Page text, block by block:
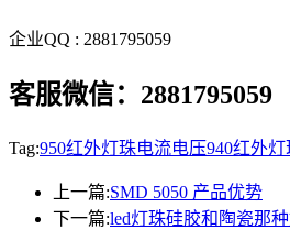
企业QQ : 2881795059
客服微信：2881795059
Tag:950红外灯珠电流电压940红外
上一篇:SMD 5050 产品优势
下一篇:led灯珠硅胶和陶瓷那种